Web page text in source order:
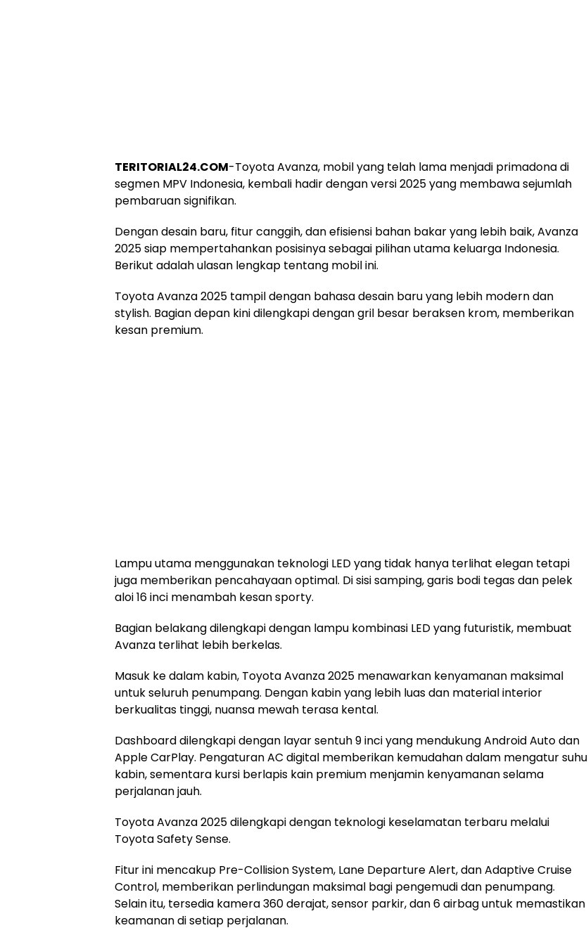
TERITORIAL24.COM-Toyota Avanza, mobil yang telah lama menjadi primadona di
segmen MPV Indonesia, kembali hadir dengan versi 2025 yang membawa sejumlah
pembaruan signifikan.
Dengan desain baru, fitur canggih, dan efisiensi bahan bakar yang lebih baik, Avanza
2025 siap mempertahankan posisinya sebagai pilihan utama keluarga Indonesia.
Berikut adalah ulasan lengkap tentang mobil ini.
Toyota Avanza 2025 tampil dengan bahasa desain baru yang lebih modern dan
stylish. Bagian depan kini dilengkapi dengan gril besar beraksen krom, memberikan
kesan premium.
Lampu utama menggunakan teknologi LED yang tidak hanya terlihat elegan tetapi
juga memberikan pencahayaan optimal. Di sisi samping, garis bodi tegas dan pelek
aloi 16 inci menambah kesan sporty.
Bagian belakang dilengkapi dengan lampu kombinasi LED yang futuristik, membuat
Avanza terlihat lebih berkelas.
Masuk ke dalam kabin, Toyota Avanza 2025 menawarkan kenyamanan maksimal
untuk seluruh penumpang. Dengan kabin yang lebih luas dan material interior
berkualitas tinggi, nuansa mewah terasa kental.
Dashboard dilengkapi dengan layar sentuh 9 inci yang mendukung Android Auto dan
Apple CarPlay. Pengaturan AC digital memberikan kemudahan dalam mengatur suhu
kabin, sementara kursi berlapis kain premium menjamin kenyamanan selama
perjalanan jauh.
Toyota Avanza 2025 dilengkapi dengan teknologi keselamatan terbaru melalui
Toyota Safety Sense.
Fitur ini mencakup Pre-Collision System, Lane Departure Alert, dan Adaptive Cruise
Control, memberikan perlindungan maksimal bagi pengemudi dan penumpang.
Selain itu, tersedia kamera 360 derajat, sensor parkir, dan 6 airbag untuk memastikan
keamanan di setiap perjalanan.